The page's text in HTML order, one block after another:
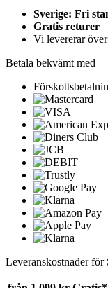
Sverige: Fri
Gratis returer
Vi levererar
Betala bekvämt med
Leveranskostnader för